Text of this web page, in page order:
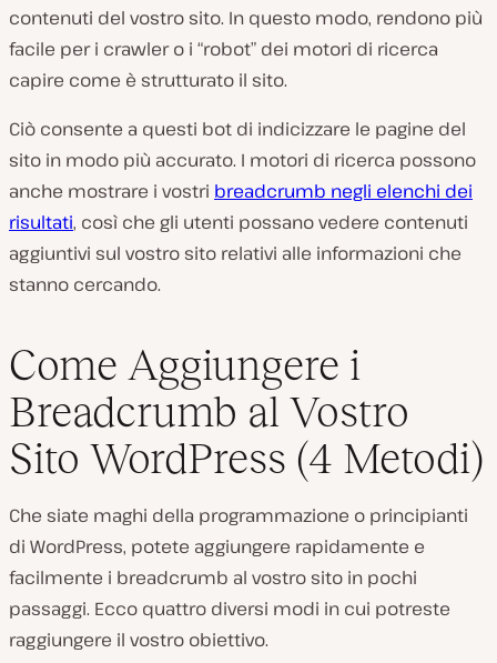
contenuti del vostro sito. In questo modo, rendono più
facile per i crawler o i “robot” dei motori di ricerca
capire come è strutturato il sito.
Ciò consente a questi bot di indicizzare le pagine del
sito in modo più accurato. I motori di ricerca possono
anche mostrare i vostri breadcrumb negli elenchi dei
risultati, così che gli utenti possano vedere contenuti
aggiuntivi sul vostro sito relativi alle informazioni che
stanno cercando.
Come Aggiungere i
Breadcrumb al Vostro
Sito WordPress (4 Metodi)
Che siate maghi della programmazione o principianti
di WordPress, potete aggiungere rapidamente e
facilmente i breadcrumb al vostro sito in pochi
passaggi. Ecco quattro diversi modi in cui potreste
raggiungere il vostro obiettivo.